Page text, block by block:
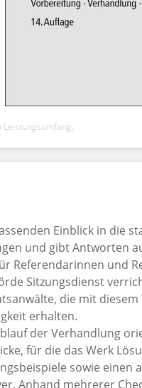
Einblick in die
und gibt Antworten
Referendarinnen und
Sitzungsdienst
die mit
erhalten.
der Verhandlung
für die das Werk
sowie einen
Anhand mehrerer